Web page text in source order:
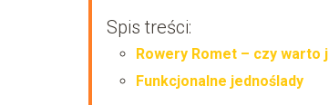
Spis treści:
Rowery Romet – czy warto
Funkcjonalne jednoślady